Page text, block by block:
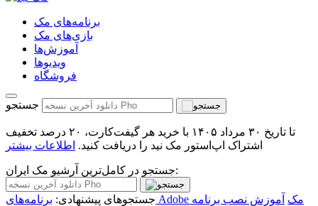
برنامه‌های مک
بازی‌های مک
آموزش‌ها
ویدیو‌ها
فروشگاه
جستجو
تا تاریخ ۳۰ مرداد ۱۴۰۵ با خرید هر گیفت‌کارت، ۲۰ درصد تخفیف
اشتراک اپ‌استور مک نید را دریافت کنید. اطلاعات بیشتر
جستجو در کامل‌ترین آرشیو مک ایران:
جستجوهای پیشنهادی: برنامه‌های Adobe مک آموزش نصب برنامه